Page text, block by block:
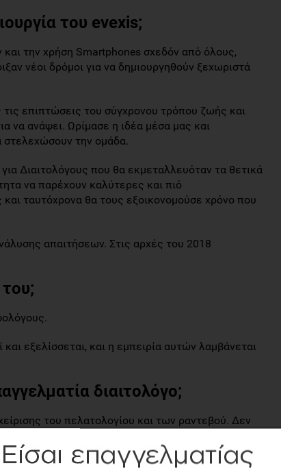
του evexis;
την χρήση Smartphones σχεδόν από όλους,
νέοι δρόμοι για να δημιουργηθούν ξεχωριστά
επιπτώσεις του σύγχρονου τρόπου ζωής και
να ανάψει. Ωρίμασε η ιδέα μέσα μας και
στελεχώσουν την ομάδα.
Διαιτολόγους που θα εκμεταλλευόταν τα θετικά
να παρέχουν καλύτερες και πιό
ταυτόχρονα θα τους εξοικονομούσε χρόνο που
απαιτήσεων. Στις αρχές του 2018
εξελίσσεται, και η εμπειρία αυτών λαμβάνεται
διαιτολόγο;
του πελατολογίου και των ραντεβού. Δεν
πολλές διαφορετικές εφαρμογές (excel, calendar,